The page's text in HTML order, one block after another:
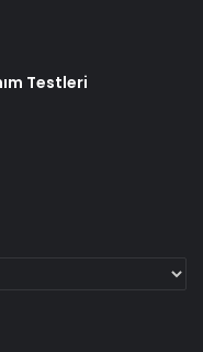
Testleri